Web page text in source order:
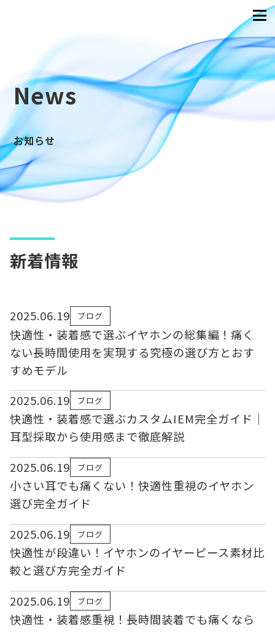
News
お知らせ
新着情報
2025.06.19 ブログ
快適性・装着感で選ぶイヤホンの総集編！痛く
ない長時間使用を実現する究極の選び方とおす
すめモデル
2025.06.19
ブログ
快適性・装着感で選ぶカスタムIEM完全ガイド｜
耳型採取から使用感まで徹底解説
2025.06.19
ブログ
小さい耳でも痛くない！快適性重視のイヤホン
選び完全ガイド
2025.06.19
ブログ
快適性が段違い！イヤホンのイヤーピース素材比
較と選び方完全ガイド
2025.06.19
ブログ
快適性・装着感重視！長時間装着でも痛くなら